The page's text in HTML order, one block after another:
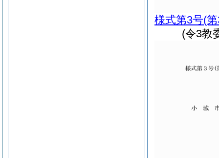
様式第3号(
(令3教